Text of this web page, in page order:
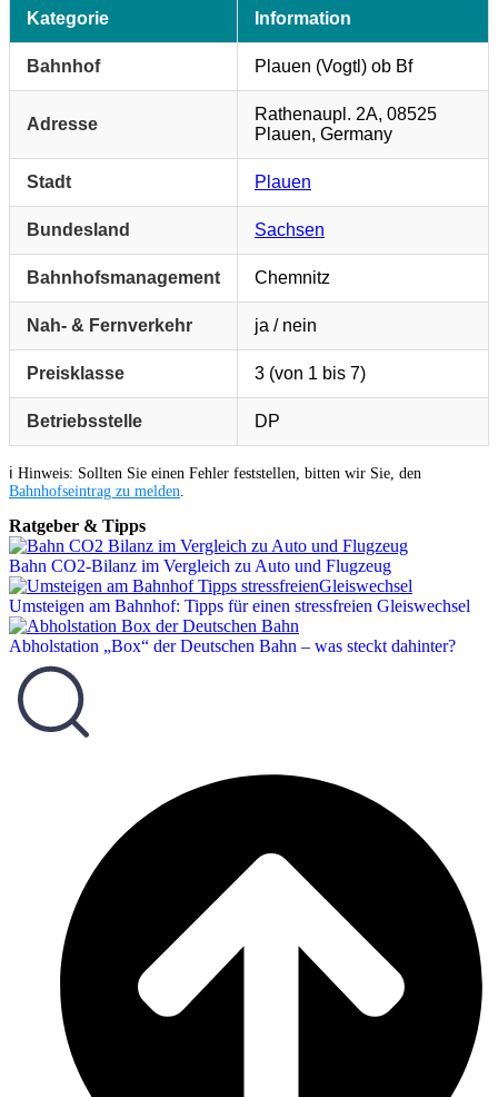
Kategorie Information
Bahnhof Plauen (Vogtl) ob Bf
Adresse
Rathenaupl. 2A, 08525
Plauen, Germany
Stadt Plauen
Bundesland Sachsen
Bahnhofsmanagement Chemnitz
Nah- & Fernverkehr ja / nein
Preisklasse 3 (von 1 bis 7)
Betriebsstelle DP
ℹ️ Hinweis: Sollten Sie einen Fehler feststellen, bitten wir Sie, den
Bahnhofseintrag zu melden
Ratgeber & Tipps
Bahn CO2-Bilanz im Vergleich zu Auto und Flugzeug
Umsteigen am Bahnhof: Tipps für einen stressfreien Gleiswechsel
Abholstation „Box“ der Deutschen Bahn – was steckt dahinter?